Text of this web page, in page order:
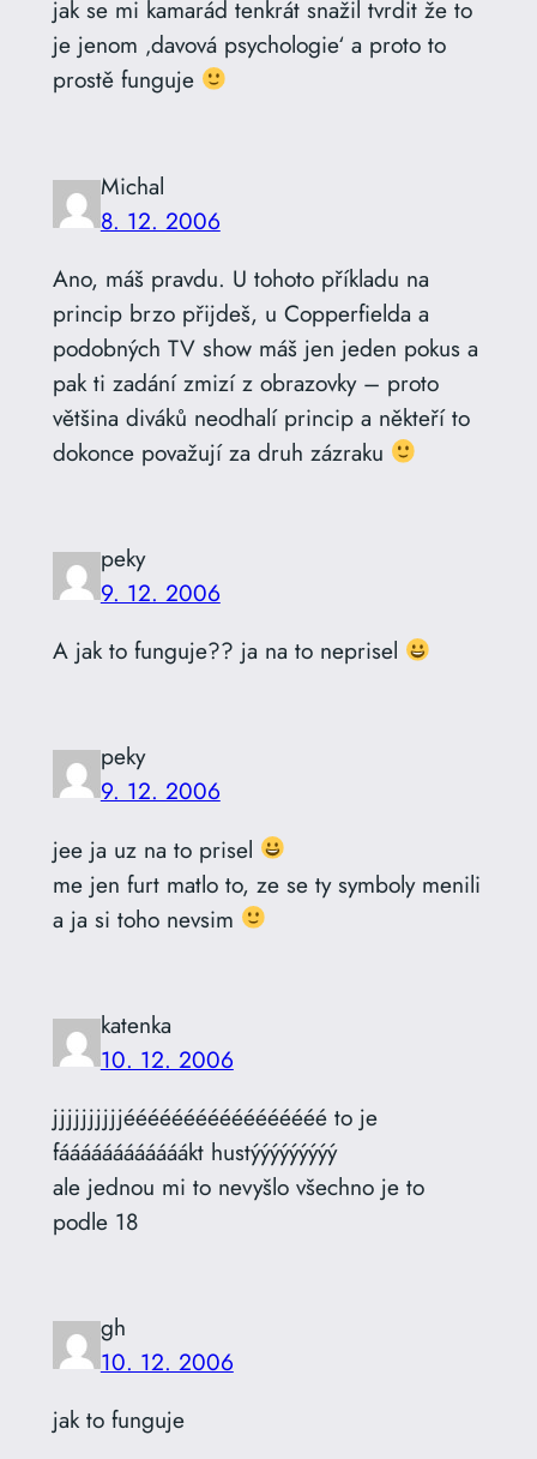
jak se mi kamarád tenkrát snažil tvrdit že to
je jenom ‚davová psychologie‘ a proto to
prostě funguje
Michal
8. 12. 2006
Ano, máš pravdu. U tohoto příkladu na
princip brzo přijdeš, u Copperfielda a
podobných TV show máš jen jeden pokus a
pak ti zadání zmizí z obrazovky – proto
většina diváků neodhalí princip a někteří to
dokonce považují za druh zázraku
peky
9. 12. 2006
A jak to funguje?? ja na to neprisel
peky
9. 12. 2006
jee ja uz na to prisel
me jen furt matlo to, ze se ty symboly menili
a ja si toho nevsim
katenka
10. 12. 2006
jjjjjjjjjjééééééééééééééééé to je
fáááááááááááákt hustýýýýýýýýý
ale jednou mi to nevyšlo všechno je to
podle 18
gh
10. 12. 2006
jak to funguje